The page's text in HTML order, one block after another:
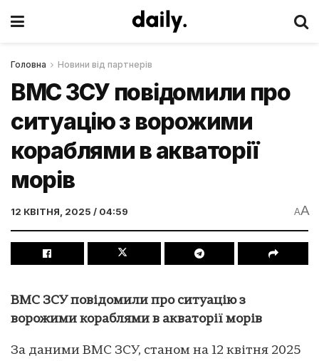
Головна Новини від партнерів
ВМС ЗСУ повідомили про
ситуацію з ворожими
кораблями в акваторії
морів
12 КВІТНЯ, 2025 / 04:59 AA
ВМС ЗСУ повідомили про ситуацію з
ворожими кораблями в акваторії морів
За даними ВМС ЗСУ, станом на 12 квітня 2025